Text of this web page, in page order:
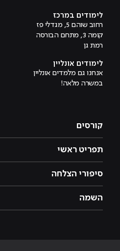
לימודים במרכז
רחוב שוהם 5, מגדלי פז
קומה 3, מתחם הבורסה
רמת גן
לימודים אונליין
אנחנו גם מלמדים אונליין
במשרה מלאה!
קורסים
תפריט ראשי
סיפורי הצלחה
השמה